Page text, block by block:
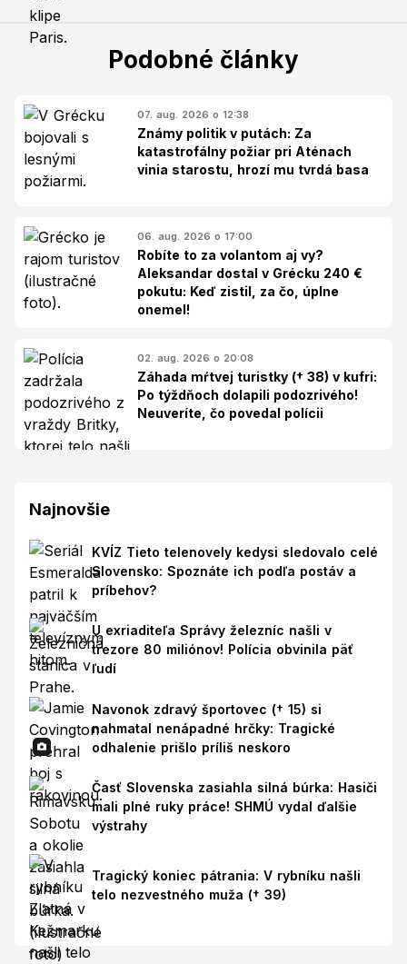
Podobné články
07. aug. 2026 o 12:38
Známy politik v putách: Za
katastrofálny požiar pri Aténach
vinia starostu, hrozí mu tvrdá basa
06. aug. 2026 o 17:00
Robíte to za volantom aj vy?
Aleksandar dostal v Grécku 240 €
pokutu: Keď zistil, za čo, úplne
onemel!
02. aug. 2026 o 20:08
Záhada mŕtvej turistky († 38) v kufri:
Po týždňoch dolapili podozrivého!
Neuveríte, čo povedal polícii
Najnovšie
KVÍZ Tieto telenovely kedysi sledovalo celé
Slovensko: Spoznáte ich podľa postáv a
príbehov?
U exriaditeľa Správy železníc našli v
trezore 80 miliónov! Polícia obvinila päť
ľudí
Navonok zdravý športovec († 15) si
nahmatal nenápadné hrčky: Tragické
odhalenie prišlo príliš neskoro
Časť Slovenska zasiahla silná búrka: Hasiči
mali plné ruky práce! SHMÚ vydal ďalšie
výstrahy
Tragický koniec pátrania: V rybníku našli
telo nezvestného muža († 39)